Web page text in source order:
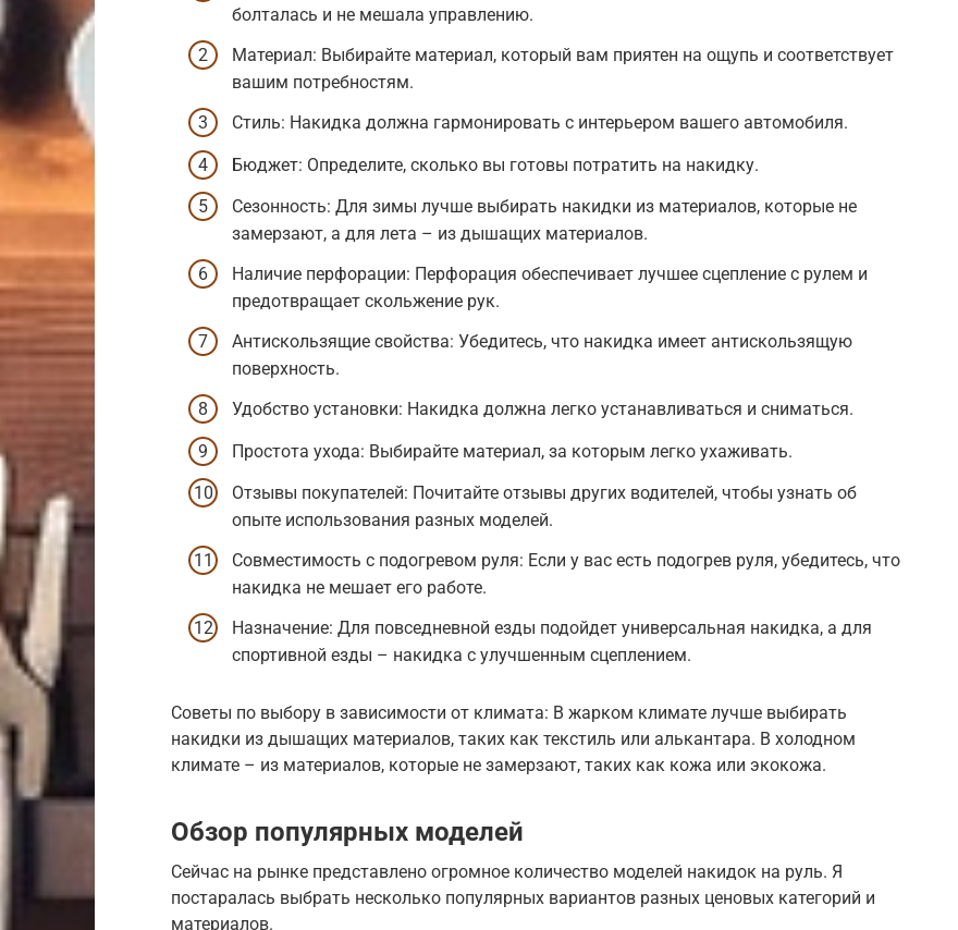
болталась и не мешала управлению.
Материал: Выбирайте материал, который вам приятен на ощупь и соответствует
вашим потребностям.
Стиль: Накидка должна гармонировать с интерьером вашего автомобиля.
Бюджет: Определите, сколько вы готовы потратить на накидку.
Сезонность: Для зимы лучше выбирать накидки из материалов, которые не
замерзают, а для лета – из дышащих материалов.
Наличие перфорации: Перфорация обеспечивает лучшее сцепление с рулем и
предотвращает скольжение рук.
Антискользящие свойства: Убедитесь, что накидка имеет антискользящую
поверхность.
Удобство установки: Накидка должна легко устанавливаться и сниматься.
Простота ухода: Выбирайте материал, за которым легко ухаживать.
Отзывы покупателей: Почитайте отзывы других водителей, чтобы узнать об
опыте использования разных моделей.
Совместимость с подогревом руля: Если у вас есть подогрев руля, убедитесь, что
накидка не мешает его работе.
Назначение: Для повседневной езды подойдет универсальная накидка, а для
спортивной езды – накидка с улучшенным сцеплением.
Советы по выбору в зависимости от климата: В жарком климате лучше выбирать
накидки из дышащих материалов, таких как текстиль или алькантара. В холодном
климате – из материалов, которые не замерзают, таких как кожа или экокожа.
Обзор популярных моделей
Сейчас на рынке представлено огромное количество моделей накидок на руль. Я
постаралась выбрать несколько популярных вариантов разных ценовых категорий и
материалов.